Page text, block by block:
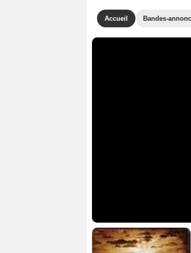
Accueil Bandes-